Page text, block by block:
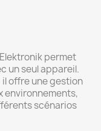
permet
un seul appareil.
il offre une gestion
environnements,
scénarios